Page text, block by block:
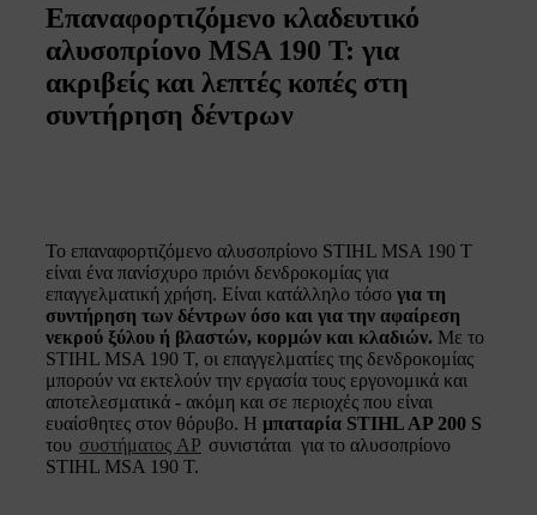
Επαναφορτιζόμενο κλαδευτικό
αλυσοπρίονο MSA 190 T: για
ακριβείς και λεπτές κοπές στη
συντήρηση δέντρων
Το επαναφορτιζόμενο αλυσοπρίονο STIHL MSA 190 T
είναι ένα πανίσχυρο πριόνι δενδροκομίας για
επαγγελματική χρήση. Είναι κατάλληλο τόσο για τη
συντήρηση των δέντρων όσο και για την αφαίρεση
νεκρού ξύλου ή βλαστών, κορμών και κλαδιών. Με το
STIHL MSA 190 T, οι επαγγελματίες της δενδροκομίας
μπορούν να εκτελούν την εργασία τους εργονομικά και
αποτελεσματικά - ακόμη και σε περιοχές που είναι
ευαίσθητες στον θόρυβο. Η μπαταρία STIHL AP 200 S
του συστήματος AP συνιστάται για το αλυσοπρίονο
STIHL MSA 190 T.